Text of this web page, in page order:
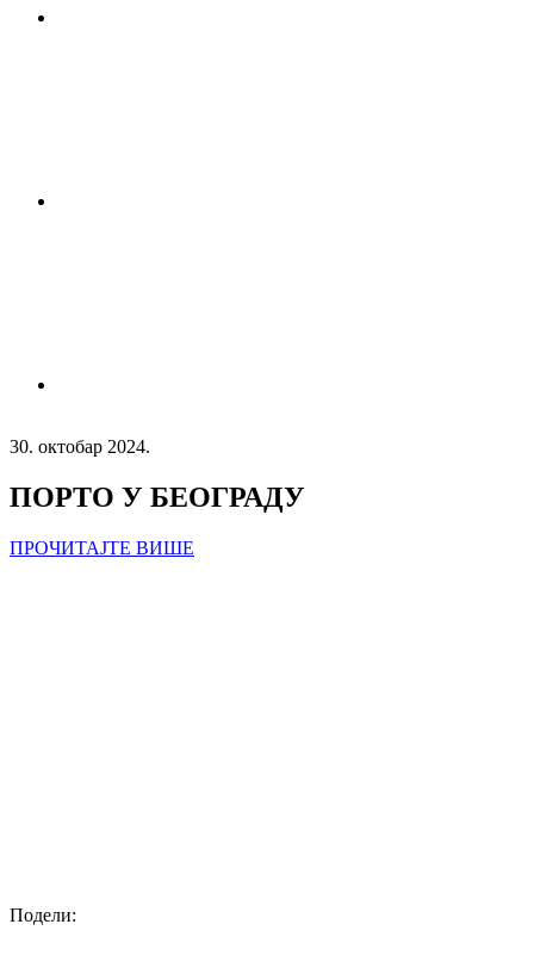
30. октобар 2024.
ПОРТО У БЕОГРАДУ
ПРОЧИТАЈТЕ ВИШЕ
Подели: